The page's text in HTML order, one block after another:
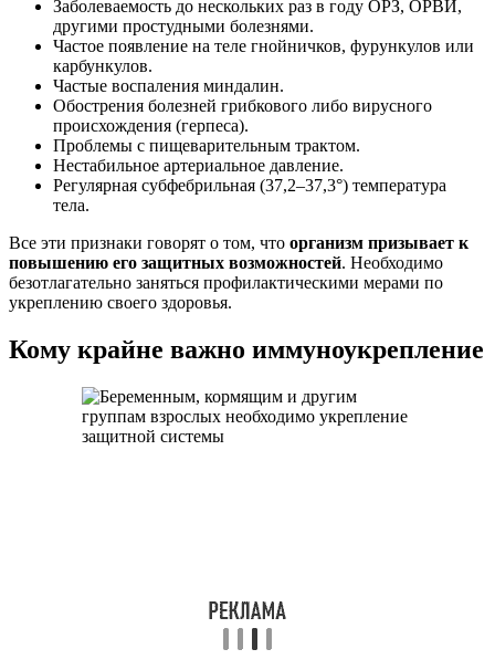
Заболеваемость до нескольких раз в году ОРЗ, ОРВИ,
другими простудными болезнями.
Частое появление на теле гнойничков, фурункулов или
карбункулов.
Частые воспаления миндалин.
Обострения болезней грибкового либо вирусного
происхождения (герпеса).
Проблемы с пищеварительным трактом.
Нестабильное артериальное давление.
Регулярная субфебрильная (37,2–37,3°) температура
тела.
Все эти признаки говорят о том, что организм призывает к
повышению его защитных возможностей. Необходимо
безотлагательно заняться профилактическими мерами по
укреплению своего здоровья.
Кому крайне важно иммуноукрепление